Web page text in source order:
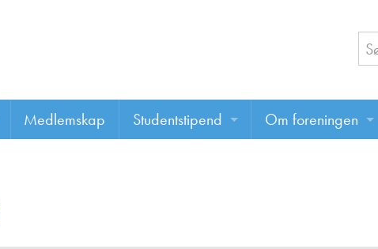
Medlemskap
Studentstipend
Om foreningen